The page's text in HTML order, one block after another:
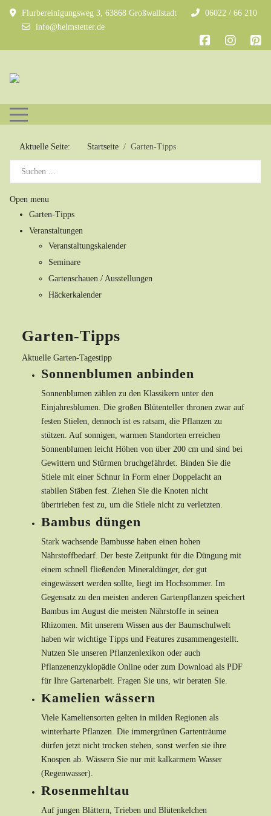
Flurbereinigungsweg 3, 63868 Großwallstadt
06022 / 66 210
info@helmstetter.de
Mobile Menu Toggle
Aktuelle Seite: Startseite Garten-Tipps
Open menu
Garten-Tipps
Veranstaltungen
Veranstaltungskalender
Seminare
Gartenschauen / Ausstellungen
Häckerkalender
Garten-Tipps
Aktuelle Garten-Tagestipp
Sonnenblumen anbinden
Sonnenblumen zählen zu den Klassikern unter den
Einjahresblumen. Die großen Blütenteller thronen zwar auf
festen Stielen, dennoch ist es ratsam, die Pflanzen zu
stützen. Auf sonnigen, warmen Standorten erreichen
Sonnenblumen leicht Höhen von über 200 cm und sind bei
Gewittern und Stürmen bruchgefährdet. Binden Sie die
Stiele mit einer Schnur in Form einer Doppelacht an
stabilen Stäben fest. Ziehen Sie die Knoten nicht
übertrieben fest zu, um die Stiele nicht zu verletzten.
Bambus düngen
Stark wachsende Bambusse haben einen hohen
Nährstoffbedarf. Der beste Zeitpunkt für die Düngung mit
einem schnell fließenden Mineraldünger, der gut
eingewässert werden sollte, liegt im Hochsommer. Im
Gegensatz zu den meisten anderen Gartenpflanzen speichert
Bambus im August die meisten Nährstoffe in seinen
Rhizomen. Mit unserem Wissen aus der Baumschulwelt
haben wir wichtige Tipps und Features zusammengestellt.
Nutzen Sie unseren Pflanzenlexikon oder auch
Pflanzenenzyklopädie Online oder zum Download als PDF
für Ihre Gartenarbeit. Fragen Sie uns, wir beraten Sie.
Kamelien wässern
Viele Kameliensorten gelten in milden Regionen als
winterharte Pflanzen. Die immergrünen Gartenträume
dürfen jetzt nicht trocken stehen, sonst werfen sie ihre
Knospen ab. Wässern Sie nur mit kalkarmem Wasser
(Regenwasser).
Rosenmehltau
Auf jungen Blättern, Trieben und Blütenkelchen